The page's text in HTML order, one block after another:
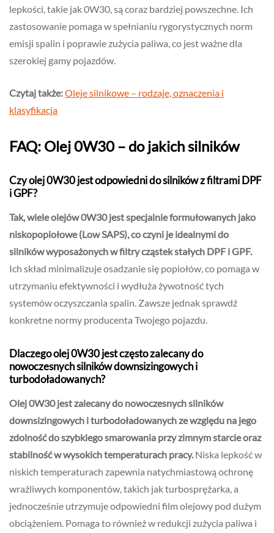
lepkości, takie jak 0W30, są coraz bardziej powszechne. Ich
zastosowanie pomaga w spełnianiu rygorystycznych norm
emisji spalin i poprawie zużycia paliwa, co jest ważne dla
szerokiej gamy pojazdów.
Czytaj także:Oleje silnikowe – rodzaje, oznaczenia i
klasyfikacja
FAQ: Olej 0W30 – do jakich silników
Czy olej 0W30 jest odpowiedni do silników z filtrami DPF
i GPF?
Tak, wiele olejów 0W30 jest specjalnie formułowanych jako
niskopopiołowe (Low SAPS), co czyni je idealnymi do
silników wyposażonych w filtry cząstek stałych DPF i GPF.
Ich skład minimalizuje osadzanie się popiołów, co pomaga w
utrzymaniu efektywności i wydłuża żywotność tych
systemów oczyszczania spalin. Zawsze jednak sprawdź
konkretne normy producenta Twojego pojazdu.
Dlaczego olej 0W30 jest często zalecany do
nowoczesnych silników downsizingowych i
turbodoładowanych?
Olej 0W30 jest zalecany do nowoczesnych silników
downsizingowych i turbodoładowanych ze względu na jego
zdolność do szybkiego smarowania przy zimnym starcie oraz
stabilność w wysokich temperaturach pracy. Niska lepkość w
niskich temperaturach zapewnia natychmiastową ochronę
wrażliwych komponentów, takich jak turbosprężarka, a
jednocześnie utrzymuje odpowiedni film olejowy pod dużym
obciążeniem. Pomaga to również w redukcji zużycia paliwa i